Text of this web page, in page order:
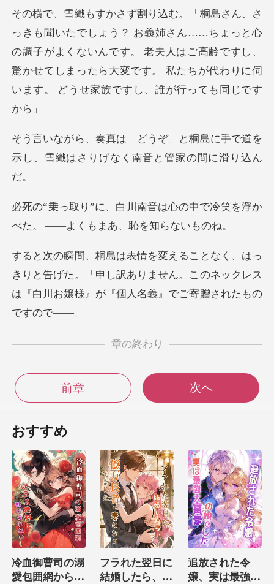
……ちょっと心
の調子がよくないんです。 老夫人はご高齢ですし、
驚かせてしまったら大
と桐島に手で道を
示し、雪織はさり
は心の中で冷笑を浮か
べた。 ―
と告げた。「申し訳ありません。このネックレス
は『白川
章の終わり
前章 次へ
おすすめ
冷血御曹司の溺
愛包囲網からは
フラれた翌日に
結婚したら、億
追放された令
嬢、実は最強大